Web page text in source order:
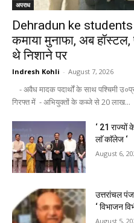
अपराध
Dehradun ke students
कमाया मुनाफा, अब
थे निशाने पर
Indresh Kohli - August 7, 2026
- अवैध मादक पदार्थों के साथ पश्चिमी
गिरफ्त में - अभियुक्तों के कब्जे से 20 लाख...
‘ 21
लाॅ काॅलेज ‘
August 6,
उत्तरांचल
‘ विभाजन
August 5,